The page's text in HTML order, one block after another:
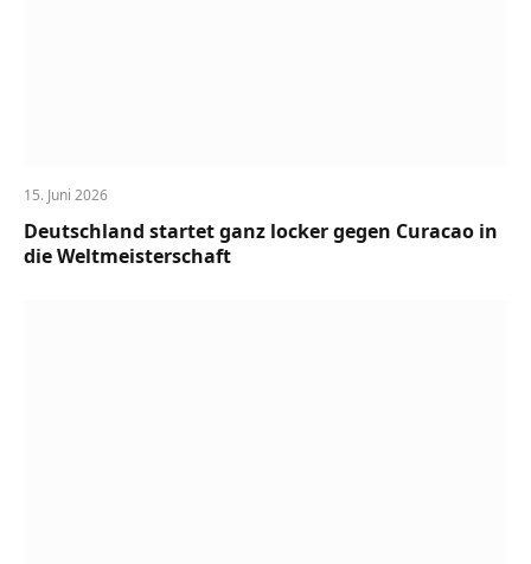
15. Juni 2026
Deutschland startet ganz locker gegen Curacao in
die Weltmeisterschaft